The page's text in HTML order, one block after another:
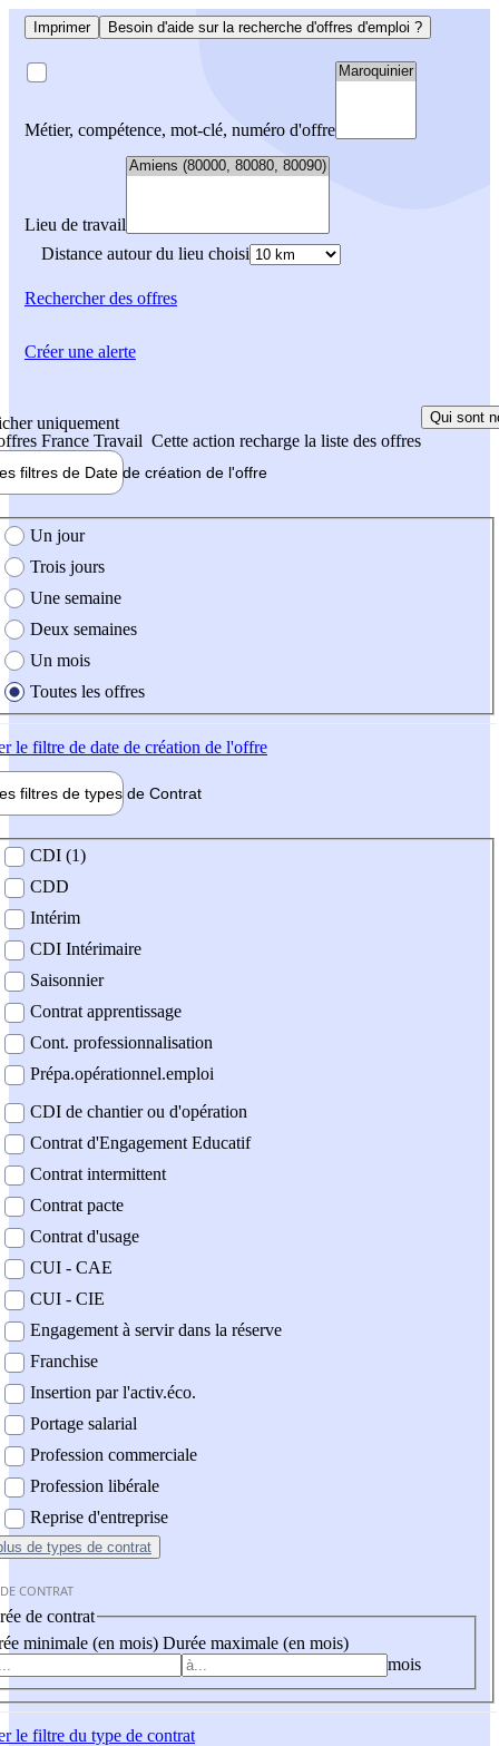
Imprimer Besoin d'aide sur la recherche d'offres d'emploi ?
Métier, compétence, mot-clé, numéro d'offre
Lieu de travail
Distance autour du lieu choisi
Rechercherdes offres
uniquement
France Travail Cette action recharge la liste des offres
Qui sont
filtres de Date de création de l'offre
création de l'offre
Un jour
Trois jours
Une semaine
Deux semaines
Un mois
Toutes les offres
le filtre de date de création de l'offre
filtres de types de Contrat
contrat
CDI (1)
CDD
Intérim
CDI Intérimaire
Saisonnier
Contrat apprentissage
Cont. professionnalisation
Prépa.opérationnel.emploi
CDI de chantier ou d'opération
Contrat d'Engagement Educatif
Contrat intermittent
Contrat pacte
Contrat d'usage
CUI - CAE
CUI - CIE
Engagement à servir dans la réserve
Franchise
Insertion par l'activ.éco.
Portage salarial
Profession commerciale
Profession libérale
Reprise d'entreprise
de types de contrat
CONTRAT
de contrat
minimale (en mois) Durée maximale (en mois)
mois
le filtre du type de contrat
Créer une alerte